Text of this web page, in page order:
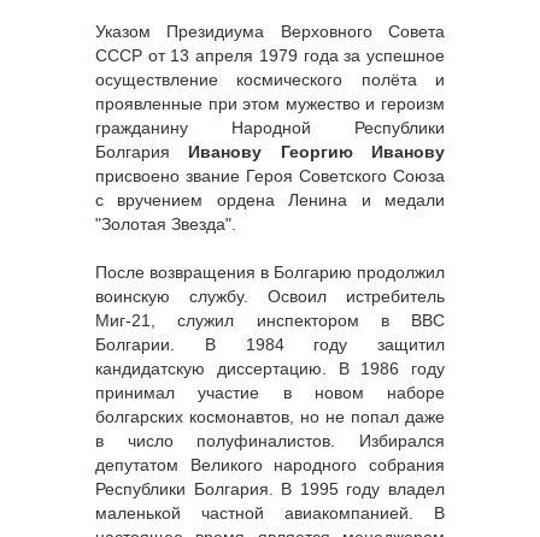
Указом Президиума Верховного Совета
СССР от 13 апреля 1979 года за успешное
осуществление космического полёта и
проявленные при этом мужество и героизм
гражданину Народной Республики
Болгария Иванову Георгию Иванову
присвоено звание Героя Советского Союза
с вручением ордена Ленина и медали
"Золотая Звезда".
После возвращения в Болгарию продолжил
воинскую службу. Освоил истребитель
Миг-21, служил инспектором в ВВС
Болгарии. В 1984 году защитил
кандидатскую диссертацию. В 1986 году
принимал участие в новом наборе
болгарских космонавтов, но не попал даже
в число полуфиналистов. Избирался
депутатом Великого народного собрания
Республики Болгария. В 1995 году владел
маленькой частной авиакомпанией. В